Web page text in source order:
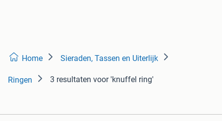
Home Sieraden, Tassen en Uiterlijk
Ringen 3 resultaten voor 'knuffel ring'